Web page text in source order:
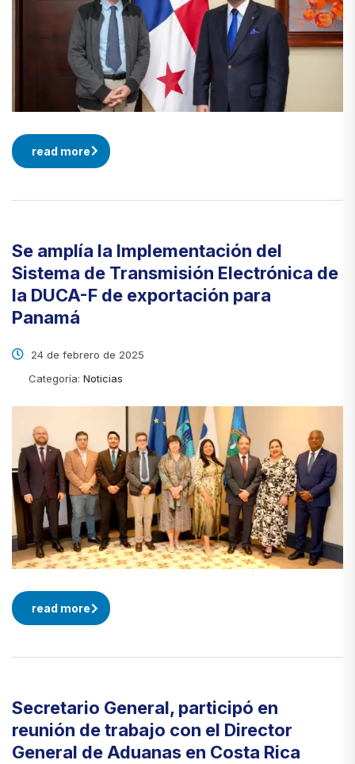
read more
Se amplía la Implementación del
Sistema de Transmisión Electrónica de
la DUCA-F de exportación para
Panamá
24 de febrero de 2025
Categoría: Noticias
read more
Secretario General, participó en
reunión de trabajo con el Director
General de Aduanas en Costa Rica